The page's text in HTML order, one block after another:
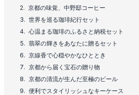
京都の味覚、中野邸コーヒー
世界を巡る珈琲紀行セット
心温まる珈琲のふるさと納税セット
翡翠の輝きをあなたに贈るセット
京線香で心穏やかなひととき
京都から届く宝石の贈り物
京都の清流が生んだ至極のビール
便利でスタイリッシュなキーケース